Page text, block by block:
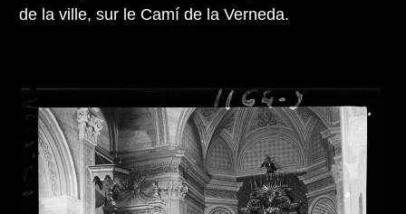
de la ville, sur le Camí de la Verneda.